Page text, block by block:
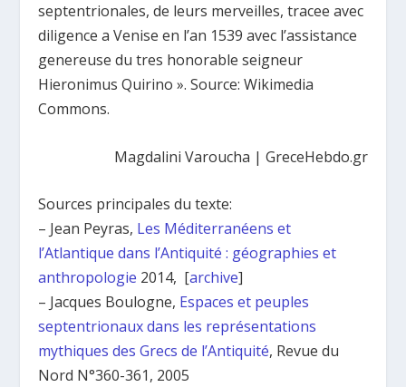
septentrionales, de leurs merveilles, tracee avec
diligence a Venise en l’an 1539 avec l’assistance
genereuse du tres honorable seigneur
Hieronimus Quirino ». Source: Wikimedia
Commons.
Magdalini Varoucha | GreceHebdo.gr
Sources principales du texte:
– Jean Peyras, Les Méditerranéens et
l’Atlantique dans l’Antiquité : géographies et
anthropologie 2014, [archive]
– Jacques Boulogne, Espaces et peuples
septentrionaux dans les représentations
mythiques des Grecs de l’Antiquité, Revue du
Nord N°360-361, 2005